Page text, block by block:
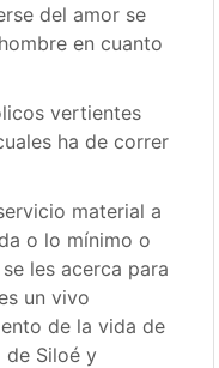
del amor se
en cuanto
vertientes
ha de correr
material a
o lo mínimo o
les acerca para
un vivo
de la vida de
de Siloé y